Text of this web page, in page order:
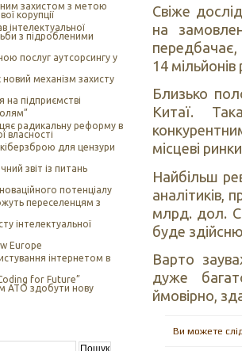
захистом з метою
корупції
інтелектуальної
з підробленими
послуг аутсорсингу у
механізм захисту
на підприємстві
радикальну реформу в
власності
для цензури
звіт із питань
потенціалу
переселенцям з
інтелектуальної
Europe
інтернетом в
for Future”
АТО здобути нову
Свіже
на
14
Близько
Китаї.
місцеві
Найбільш
аналітиків,
млрд. дол.
буде
Варто
дуже
ймовірно,
Ви можете